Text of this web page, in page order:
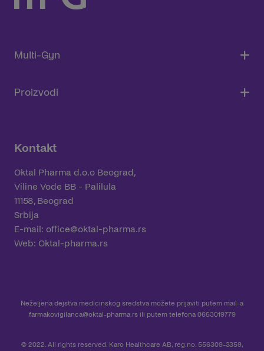
Multi-Gyn
Proizvodi
Kontakt
Oktal Pharma d.o.o Beograd,
Viline Vode BB - Palilula
11158, Beograd
Srbija
E-mail: office@oktal-pharma.rs
Web: Oktal-pharma.rs
Neželjena dejstva medicinskog sredstva možete prijaviti putem mail-a
farmakovigilanca@oktal-pharma.rsili putem telefona 0653019779
© 2022. All rights reserved. Karo Healthcare AB, reg.no. 556309-3359,